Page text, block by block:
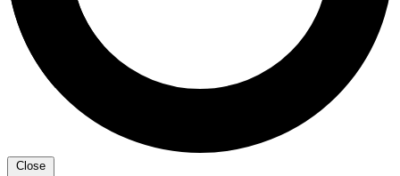
Close